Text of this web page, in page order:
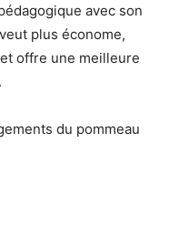
avec son
plus économe,
offre une meilleure
du pommeau